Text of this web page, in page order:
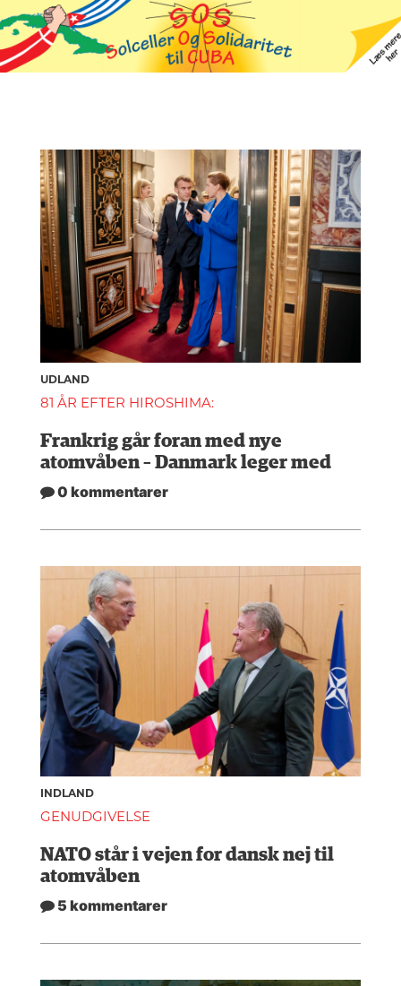
UDLAND
81 ÅR EFTER HIROSHIMA:
Frankrig går foran med nye
atomvåben – Danmark leger med
0 kommentarer
INDLAND
GENUDGIVELSE
NATO står i vejen for dansk nej til
atomvåben
5 kommentarer